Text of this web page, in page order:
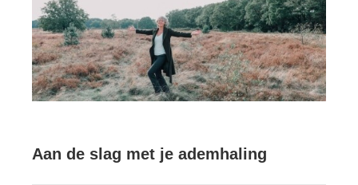
Aan de slag met je ademhaling